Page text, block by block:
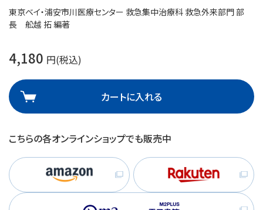
東京ベイ・浦安市川医療センター 救急集中治療科 救急外来部門 部
長 舩越 拓 編著
4,180 円(税込)
カートに入れる
こちらの各オンラインショップでも販売中